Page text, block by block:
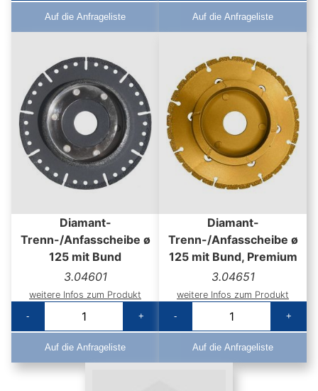
Auf die Anfrageliste Auf die Anfrageliste
Diamant-
Trenn-/Anfasscheibe ø
125 mit Bund
3.04601
weitere Infos zum Produkt
-
+
Auf die Anfrageliste
Diamant-
Trenn-/Anfasscheibe ø
125 mit Bund, Premium
3.04651
weitere Infos zum Produkt
-
+
Auf die Anfrageliste